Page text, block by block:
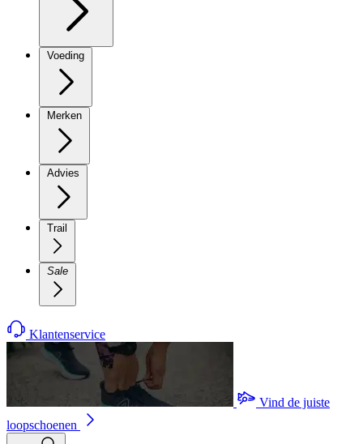
Voeding
Merken
Advies
Trail
Sale
Klantenservice
Vind de juiste
loopschoenen